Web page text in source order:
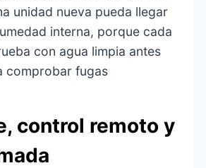
unidad nueva pueda llegar
interna, porque cada
con agua limpia antes
comprobar fugas
control remoto y